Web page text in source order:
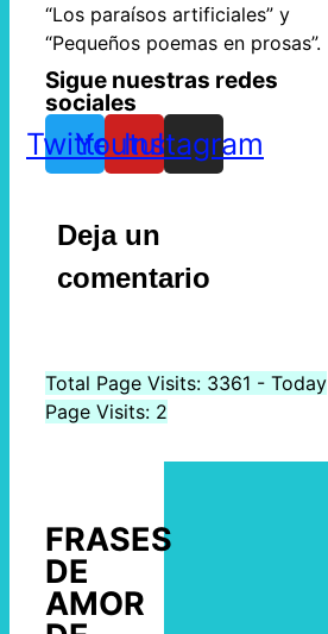
“Los paraísos artificiales” y
“Pequeños poemas en prosas”.
Sigue nuestras redes
sociales
TwitterYoutube
Instagram
Deja un
comentario
Total Page Visits: 3361 - Today
Page Visits: 2
FRASES
DE
AMOR